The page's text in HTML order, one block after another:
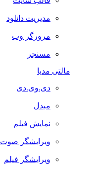
مدیریت دانلود
مرورگر وب
مسنجر
مالتی مدیا
دی.وی.دی
مبدل
نمایش فیلم
ویرایشگر صوت
ویرایشگر فیلم